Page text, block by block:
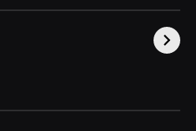
उत्तराखंड की एक ऐसी